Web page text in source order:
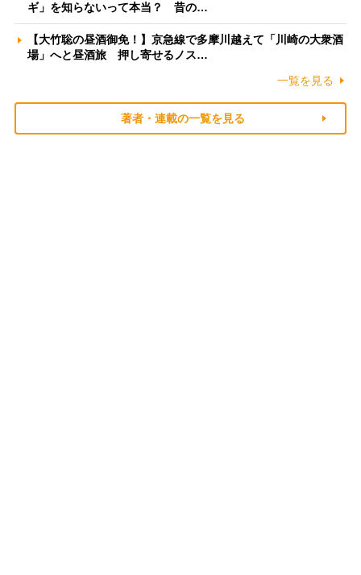
ギ」を知らないって本当？ 昔の…
【大竹聡の昼酒御免！】京急線で多摩川越えて「川崎の大衆酒
場」へと昼酒旅 押し寄せるノス…
一覧を見る
著者・連載の一覧を見る